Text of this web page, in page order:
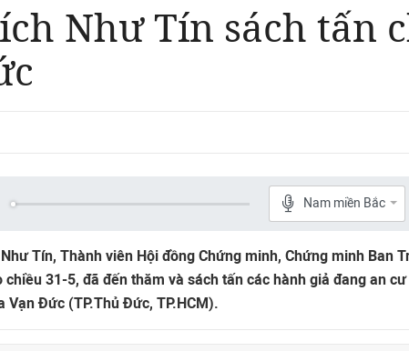
Như Tín sách tấn
Nam miền Bắc
Tín, Thành viên Hội đồng Chứng minh, Chứng minh Ban
chiều 31-5, đã đến thăm và sách tấn các hành giả đang an cư
Đức (TP.Thủ Đức, TP.HCM).